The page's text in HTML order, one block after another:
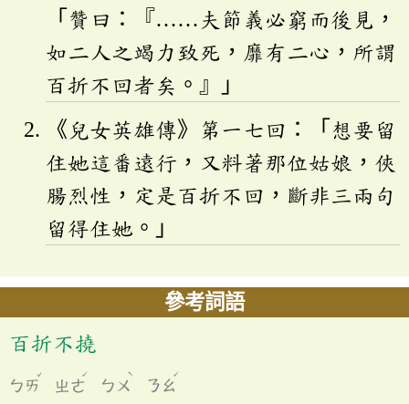
「贊曰：『……夫節義必窮而後見，
如二人之竭力致死，靡有二心，所謂
百折不回者矣。』」
《兒女英雄傳》第一七回：「想要留
住她這番遠行，又料著那位姑娘，俠
腸烈性，定是百折不回，斷非三兩句
留得住她。」
參考詞語
百折不撓
ㄅㄞ
ˇ
ㄓㄜ
ˊ
ㄅㄨ
ˋ
ㄋㄠ
ˊ